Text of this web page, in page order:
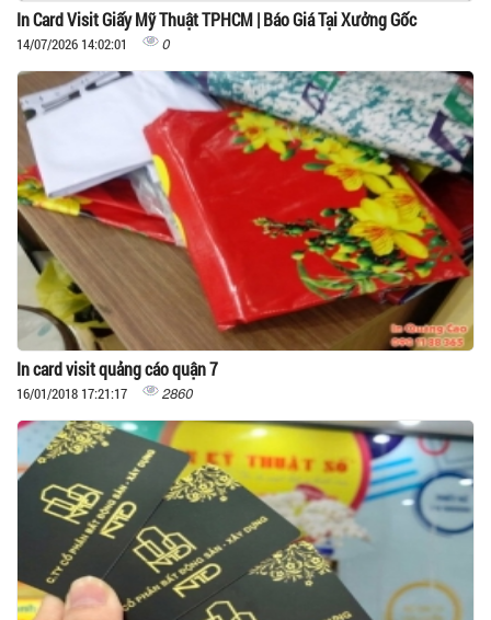
In Card Visit Giấy Mỹ Thuật TPHCM | Báo Giá Tại Xưởng Gốc
14/07/2026 14:02:01 0
In card visit quảng cáo quận 7
16/01/2018 17:21:17 2860